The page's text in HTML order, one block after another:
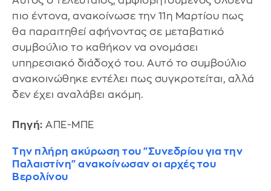
πιο έντονα, ανακοίνωσε την 11η Μαρτίου πως
θα παραιτηθεί αφήνοντας σε μεταβατικό
συμβούλιο το καθήκον να ονομάσει
υπηρεσιακό διάδοχό του. Αυτό το συμβούλιο
ανακοινώθηκε εντέλει πως συγκροτείται, αλλά
δεν έχει αναλάβει ακόμη.
Πηγή: ΑΠΕ-ΜΠΕ
Την πλήρη ακύρωση του "Συνεδρίου για την
Παλαιστίνη" ανακοίνωσαν οι αρχές του
Βερολίνου